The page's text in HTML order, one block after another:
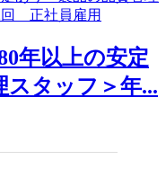
年以上の安定
スタッフ＞年...